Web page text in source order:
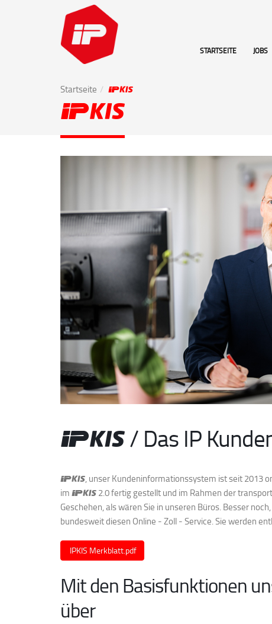
STARTSEITE JOBS
Startseite
/ Das IP
, unser Kundeninformationssystem ist seit 2013
im
2.0 fertig gestellt und im Rahmen der
Geschehen, als wären Sie in unseren Büros. Besser
bundesweit diesen Online - Zoll - Service. Sie werden
IPKIS Merkblatt.pdf
Mit den Basisfunktionen
über